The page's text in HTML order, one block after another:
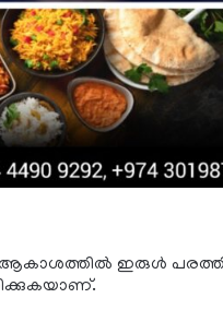
ആകാശത്തിൽ ഇരുൾ